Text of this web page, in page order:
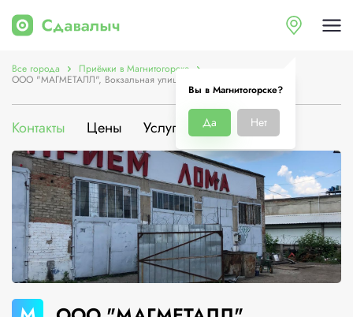
Вы в Магнитогорске?
Да Нет
Все города Приёмки в Магнитогорске
ООО "МАГМЕТАЛЛ", Вокзальная улица, 11
Контакты Цены Услуги О компании